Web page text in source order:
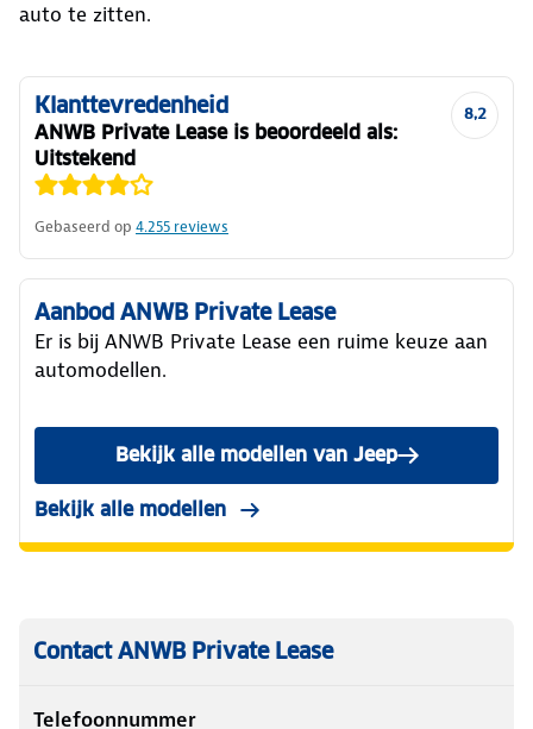
auto te zitten.
8,2
Klanttevredenheid
ANWB Private Lease is beoordeeld als:
Uitstekend
Gebaseerd op 4.255 reviews
Aanbod ANWB Private Lease
Er is bij ANWB Private Lease een ruime keuze aan
automodellen.
Bekijk alle modellen van Jeep
Bekijk alle modellen
Contact ANWB Private Lease
Telefoonnummer